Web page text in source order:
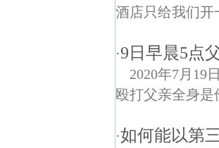
酒店只给我们开
·9日早晨5点
2020年7月19
殴打父亲全身
·如何能以第